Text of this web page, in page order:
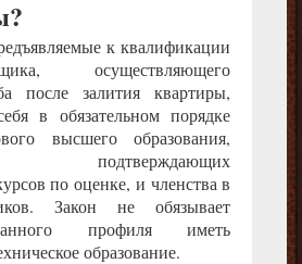
к квалификации
осуществляющего
после залития квартиры,
в обязательном порядке
высшего образования,
подтверждающих
по оценке, и членства в
Закон не обязывает
профиля иметь
образование.